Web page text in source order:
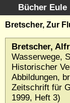
Bücher Eule
Startseite
Erweiterte Suche
Kundenservice
Kontakt
Kategorien
Bretscher, Zur
Bretscher,
Wasserwege,
Historischer
Abbildungen,
Zeitschrift für
1999, Heft 3)